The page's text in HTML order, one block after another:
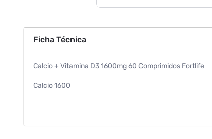
Ficha Técnica
Calcio + Vitamina D3 1600mg 60 Comprimidos Fortlife
Calcio 1600